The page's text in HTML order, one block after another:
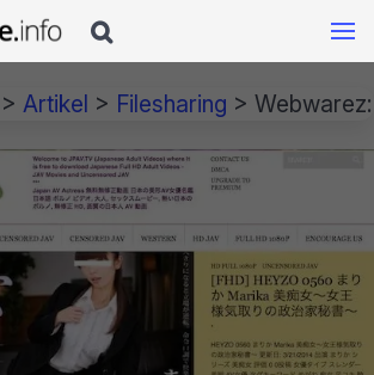

> Artikel > Filesharing >